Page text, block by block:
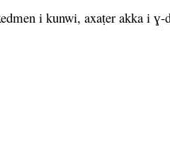
i kunwi, axaṭer akka i ɣ-